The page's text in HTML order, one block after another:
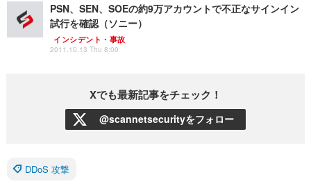
PSN、SEN、SOEの約9万アカウントで不正なサインイン
試行を確認（ソニー）
インシデント・事故
2011.10.13 Thu 8:00
Xでも最新記事をチェック！
@scannetsecurityをフォロー
DDoS 攻撃